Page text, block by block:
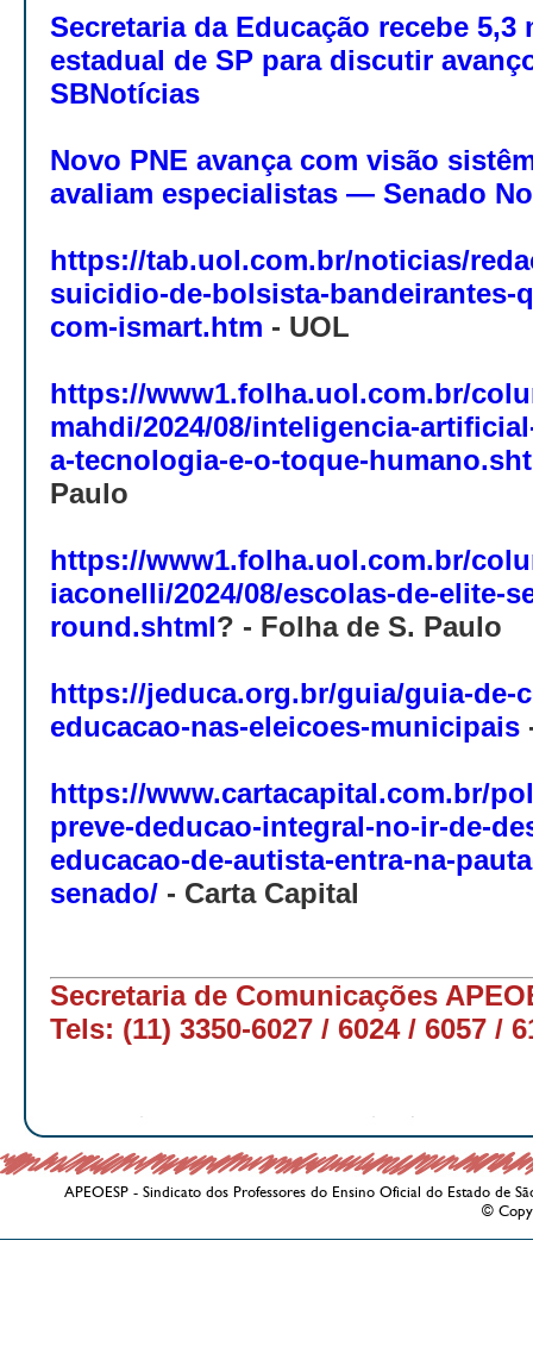
Secretaria da Educação recebe
estadual de SP para discutir
SBNotícias
Novo PNE avança com visão
avaliam especialistas — Senado
https://tab.uol.com.br/noticias/
suicidio-de-bolsista-bandeirantes-
com-ismart.htm - UOL
https://www1.folha.uol.com.br/
mahdi/2024/08/inteligencia-
a-tecnologia-e-o-toque-
Paulo
https://www1.folha.uol.com.br/
iaconelli/2024/08/escolas-de-elite-
round.shtml? - Folha de S. Paulo
https://jeduca.org.br/guia/guia-de-
educacao-nas-eleicoes-municipais
https://www.cartacapital.com.br/
preve-deducao-integral-no-ir-de-
educacao-de-autista-entra-na-
senado/ - Carta Capital
Secretaria de Comunicações
Tels: (11) 3350-6027 / 6024 / 6057 /
APEOESP - Sindicato dos Professores do Ensino Oficial do Estado de
©